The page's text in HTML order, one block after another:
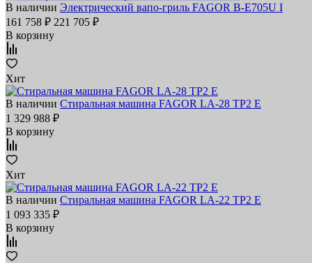
В наличии Электрический вапо-гриль FAGOR B-E705U I
161 758 ₽ 221 705 ₽
В корзину
Хит
В наличии Стиральная машина FAGOR LA-28 TP2 E
1 329 988 ₽
В корзину
Хит
В наличии Стиральная машина FAGOR LA-22 TP2 E
1 093 335 ₽
В корзину